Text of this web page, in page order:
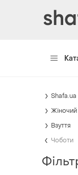
Shafa.ua
Взуття
Чоботи